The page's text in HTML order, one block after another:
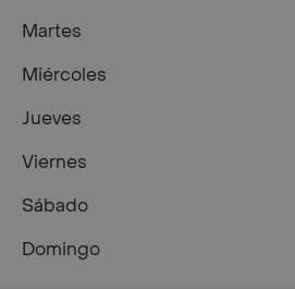
Martes
Miércoles
Jueves
Viernes
Sábado
Domingo